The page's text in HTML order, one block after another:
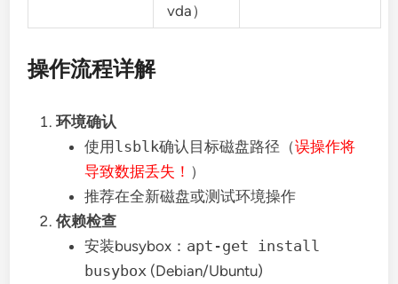
vda）
操作流程详解
环境确认
使用 lsblk确认目标磁盘路径（误操作将
导致数据丢失！ ）
推荐在全新磁盘或测试环境操作
依赖检查
安装busybox： apt-get install
busybox (Debian/Ubuntu)